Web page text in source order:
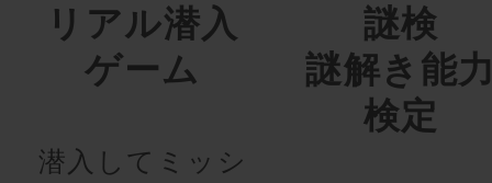
リアル潜入
ゲーム
潜入してミッシ
謎検
謎解き能
検定